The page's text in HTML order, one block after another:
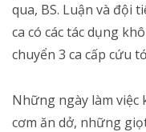
qua, BS. Luận và đội
ca có các tác dụng
chuyển 3 ca cấp cứu
Những ngày làm
cơm ăn dở, những